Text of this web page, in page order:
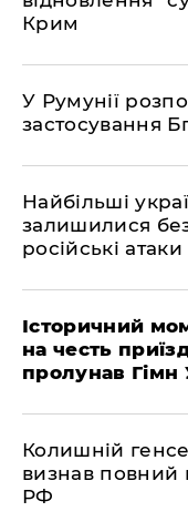
Крим
У Румунії
застосування
Найбільші
залишилися
російські атаки
Історичний
на честь
пролунав Гімн
Колишній
визнав повний
РФ